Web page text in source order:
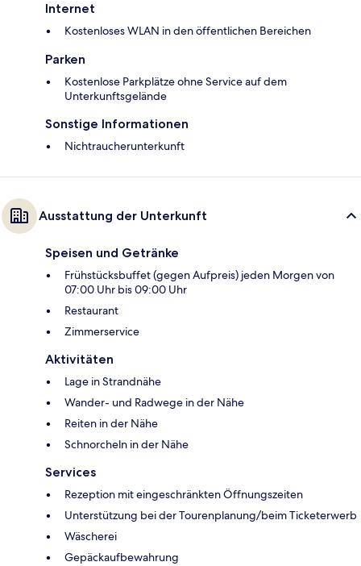
Internet
Kostenloses WLAN in den öffentlichen Bereichen
Parken
Kostenlose Parkplätze ohne Service auf dem
Unterkunftsgelände
Sonstige Informationen
Nichtraucherunterkunft
Ausstattung der Unterkunft
Speisen und Getränke
Frühstücksbuffet (gegen Aufpreis) jeden Morgen von
07:00 Uhr bis 09:00 Uhr
Restaurant
Zimmerservice
Aktivitäten
Lage in Strandnähe
Wander- und Radwege in der Nähe
Reiten in der Nähe
Schnorcheln in der Nähe
Services
Rezeption mit eingeschränkten Öffnungszeiten
Unterstützung bei der Tourenplanung/beim Ticketerwerb
Wäscherei
Gepäckaufbewahrung